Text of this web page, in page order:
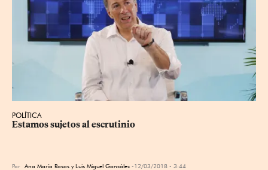
POLÍTICA
Estamos sujetos al escrutinio
Por Ana María Rosas y Luis Miguel González 12/03/2018 - 3:44